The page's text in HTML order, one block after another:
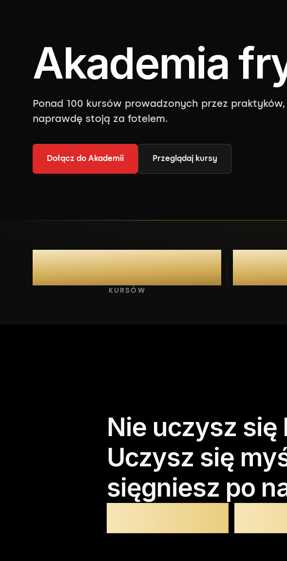
Akademia
Ponad 100 kursów prowadzonych przez
naprawdę stoją za fotelem.
Dołącz do Akademii Przeglądaj kursy
107
KURSÓW
Nie uczysz się
Uczysz się
sięgniesz po